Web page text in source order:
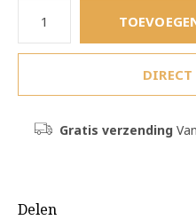
DIRECT
Gratis verzending
Delen